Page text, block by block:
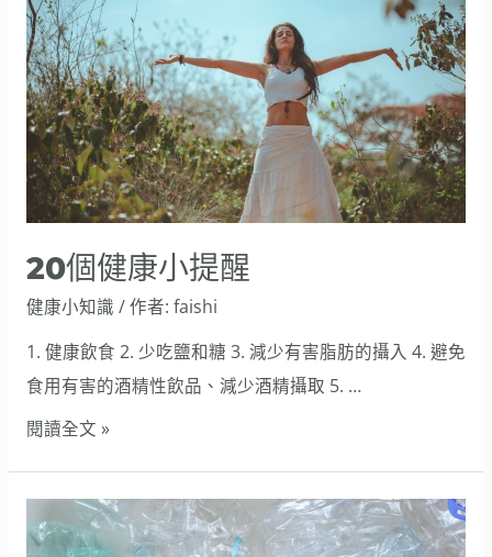
樣？
20個健康小提醒
健康小知識 / 作者: faishi
1. 健康飲食 2. 少吃鹽和糖 3. 減少有害脂肪的攝入 4. 避免
食用有害的酒精性飲品、減少酒精攝取 5. …
健
康
小
提
醒
閱讀全文 »
誤